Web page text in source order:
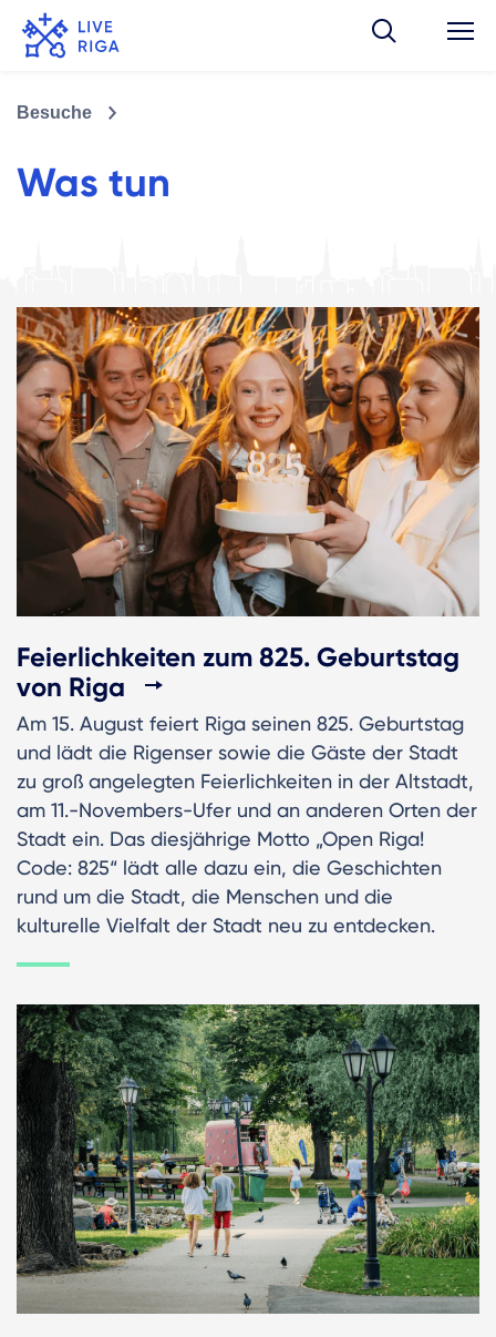
Besuche
Was tun
Feierlichkeiten zum 825. Geburtstag
von Riga
Am 15. August feiert Riga seinen 825. Geburtstag
und lädt die Rigenser sowie die Gäste der Stadt
zu groß angelegten Feierlichkeiten in der Altstadt,
am 11.-Novembers-Ufer und an anderen Orten der
Stadt ein. Das diesjährige Motto „Open Riga!
Code: 825“ lädt alle dazu ein, die Geschichten
rund um die Stadt, die Menschen und die
kulturelle Vielfalt der Stadt neu zu entdecken.